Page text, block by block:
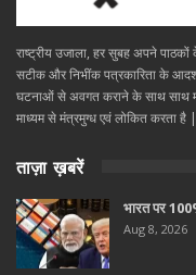
राष्ट्रीय उजाला, हर सुबह अपने
सटीक और निभींक पत्रकारिता के
घटनाओं से अवगत कराने के साथ साथ
माध्यम से मंत्रमुग्ध एवं लोकित करता है |
ताज़ा ख़बरें
भारत पर
Aug 8, 2026